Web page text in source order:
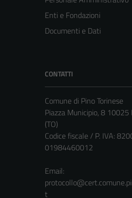
Enti e Fondazioni
Documenti e Dati
CONTATTI
Comune di Pino Torinese
Piazza Municipio, 8 10025
(TO)
Codice fiscale / P. IVA:
01984460012
Email:
t